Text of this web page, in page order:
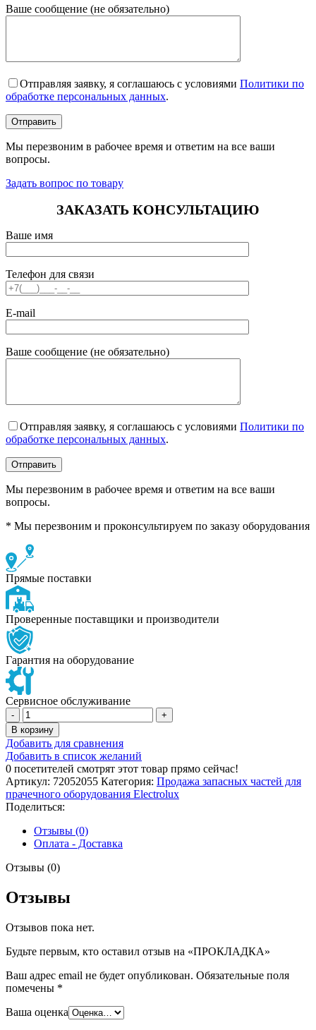
Ваше сообщение (не обязательно)
Отправляя заявку, я соглашаюсь с условиями Политики по
обработке персональных данных.
Мы перезвоним в рабочее время и ответим на все ваши
вопросы.
Задать вопрос по товару
ЗАКАЗАТЬ КОНСУЛЬТАЦИЮ
Ваше имя
Телефон для связи
E-mail
Ваше сообщение (не обязательно)
Отправляя заявку, я соглашаюсь с условиями Политики по
обработке персональных данных.
Мы перезвоним в рабочее время и ответим на все ваши
вопросы.
* Мы перезвоним и проконсультируем по заказу оборудования
Прямые поставки
Проверенные поставщики и производители
Гарантия на оборудование
Сервисное обслуживание
Количество
товара
ПРОКЛАДКА
В корзину
Добавить для сравнения
Добавить в список желаний
0 посетителей смотрят этот товар прямо сейчас!
Артикул: 72052055 Категория: Продажа запасных частей для
прачечного оборудования Electrolux
Поделиться:
Отзывы (0)
Оплата - Доставка
Отзывы (0)
Отзывы
Отзывов пока нет.
Будьте первым, кто оставил отзыв на «ПРОКЛАДКА»
Ваш адрес email не будет опубликован. Обязательные поля
помечены *
Ваша оценка